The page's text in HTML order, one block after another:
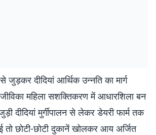
जुड़कर दीदियां आर्थिक उन्नति का मार्ग
महिला सशक्तिकरण में आधारशिला बन
दीदियां मुर्गीपालन से लेकर डेयरी फार्म तक
तो छोटी-छोटी दुकानें खोलकर आय अर्जित